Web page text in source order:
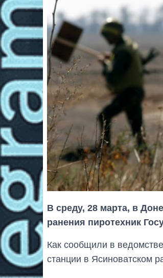
В среду, 28 марта, в
ранения пиротехник
Как сообщили в
станции в Ясиноватском